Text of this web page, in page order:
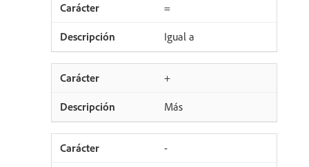
=
Igual a
+
Más
-